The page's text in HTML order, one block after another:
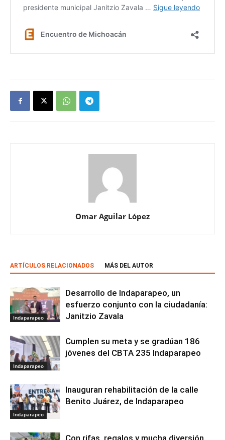
Omar Aguilar López
ARTÍCULOS RELACIONADOS MÁS DEL AUTOR
Indaparapeo
Desarrollo de Indaparapeo, un
esfuerzo conjunto con la ciudadanía:
Janitzio Zavala
Indaparapeo
Cumplen su meta y se gradúan 186
jóvenes del CBTA 235 Indaparapeo
Indaparapeo
Inauguran rehabilitación de la calle
Benito Juárez, de Indaparapeo